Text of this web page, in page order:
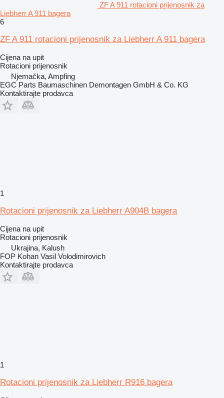
ZF A 911 rotacioni prijenosnik za
Liebherr A 911 bagera
6
ZF A 911 rotacioni prijenosnik za Liebherr A 911 bagera
Cijena na upit
Rotacioni prijenosnik
Njemačka, Ampfing
EGC Parts Baumaschinen Demontagen GmbH & Co. KG
Kontaktirajte prodavca
1
Rotacioni prijenosnik za Liebherr A904B bagera
Cijena na upit
Rotacioni prijenosnik
Ukrajina, Kalush
FOP Kohan Vasil Volodimirovich
Kontaktirajte prodavca
1
Rotacioni prijenosnik za Liebherr R916 bagera